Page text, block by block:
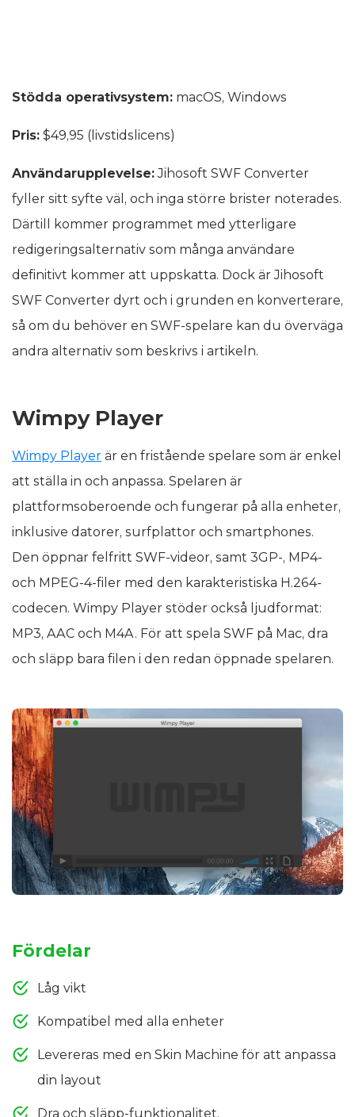
Stödda operativsystem: macOS, Windows
Pris: $49,95 (livstidslicens)
Användarupplevelse:Jihosoft SWF Converter
fyller sitt syfte väl, och inga större brister noterades.
Därtill kommer programmet med ytterligare
redigeringsalternativ som många användare
definitivt kommer att uppskatta. Dock är Jihosoft
SWF Converter dyrt och i grunden en konverterare,
så om du behöver en SWF-spelare kan du överväga
andra alternativ som beskrivs i artikeln.
Wimpy Player
Wimpy Player är en fristående spelare som är enkel
att ställa in och anpassa. Spelaren är
plattformsoberoende och fungerar på alla enheter,
inklusive datorer, surfplattor och smartphones.
Den öppnar felfritt SWF-videor, samt 3GP-, MP4-
och MPEG-4-filer med den karakteristiska H.264-
codecen. Wimpy Player stöder också ljudformat:
MP3, AAC och M4A. För att spela SWF på Mac, dra
och släpp bara filen i den redan öppnade spelaren.
Fördelar
Låg vikt
Kompatibel med alla enheter
Levereras med en Skin Machine för att anpassa
din layout
Dra och släpp-funktionalitet.